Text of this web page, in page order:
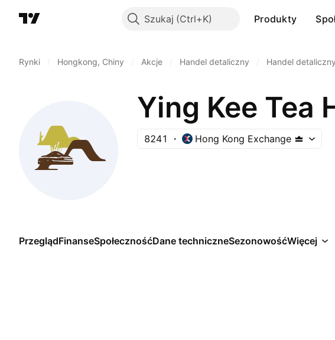
Szukaj Produkty
Rynki Hongkong, Chiny Akcje Handel detaliczny Handel
Ying Kee Tea
8241 Hong Kong Exchange
PrzeglądFinanseSpołecznośćDane techniczneSezonowośćWięcej